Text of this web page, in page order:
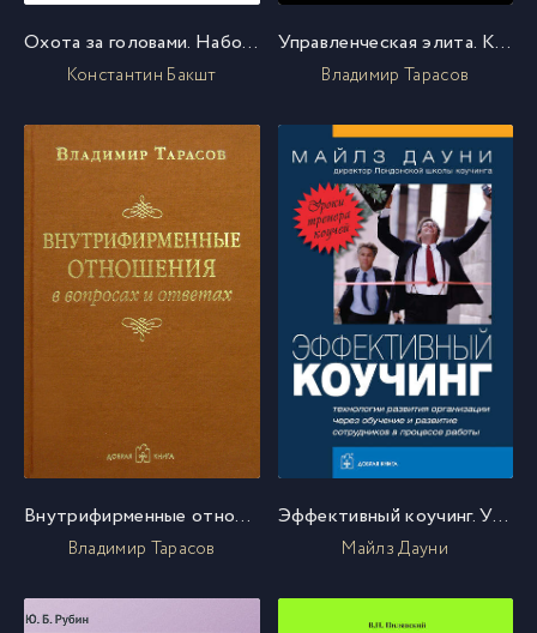
Охота за головами. Набор кадров, конкурс, кадровый ассессмент
Константин Бакшт
Управленческая элита. Как мы ее отбираем и готовим
Владимир Тарасов
Внутрифирменные отношения в вопросах и ответах
Владимир Тарасов
Эффективный коучинг. Уроки тренера коучей
Майлз Дауни